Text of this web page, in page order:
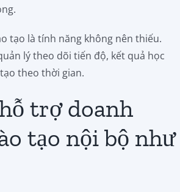
tạo là tính năng không nên thiếu.
lý theo dõi tiến độ, kết quả học
theo thời gian.
trợ doanh
tạo nội bộ như